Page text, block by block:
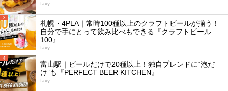
favy
3
札幌・4PLA｜常時100種以上のクラフトビールが揃う！
自分で手にとって飲み比べもできる『クラフトビール
100』
favy
4
富山駅｜ビールだけで20種以上！独自ブレンドに“泡だ
け”も『PERFECT BEER KITCHEN』
favy